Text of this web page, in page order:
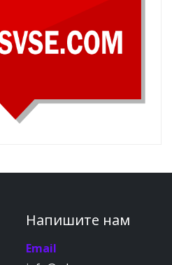
Напишите нам
Email